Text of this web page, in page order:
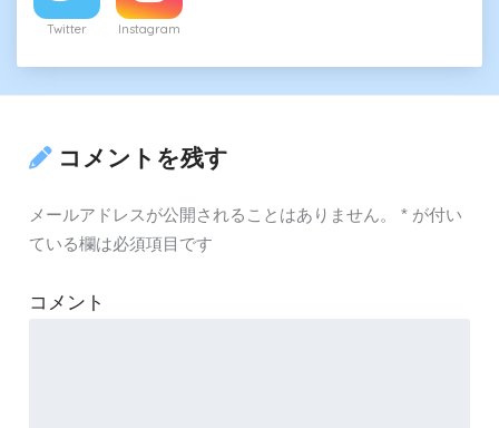
Twitter Instagram
コメントを残す
メールアドレスが公開されることはありません。 *が付い
ている欄は必須項目です
コメント